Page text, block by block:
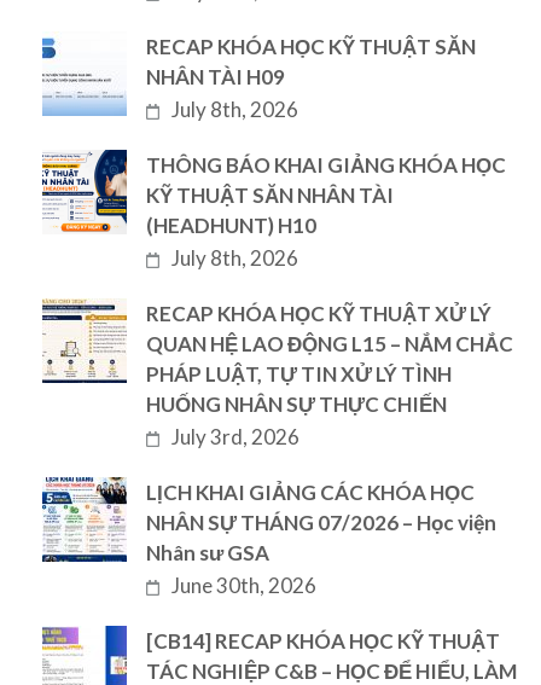
RECAP KHÓA HỌC KỸ THUẬT SĂN
NHÂN TÀI H09
July 8th, 2026
THÔNG BÁO KHAI GIẢNG KHÓA HỌC
KỸ THUẬT SĂN NHÂN TÀI
(HEADHUNT) H10
July 8th, 2026
RECAP KHÓA HỌC KỸ THUẬT XỬ LÝ
QUAN HỆ LAO ĐỘNG L15 – NẮM CHẮC
PHÁP LUẬT, TỰ TIN XỬ LÝ TÌNH
HUỐNG NHÂN SỰ THỰC CHIẾN
July 3rd, 2026
LỊCH KHAI GIẢNG CÁC KHÓA HỌC
NHÂN SỰ THÁNG 07/2026 – Học viện
Nhân sư GSA
June 30th, 2026
[CB14] RECAP KHÓA HỌC KỸ THUẬT
TÁC NGHIỆP C&B – HỌC ĐỂ HIỂU, LÀM